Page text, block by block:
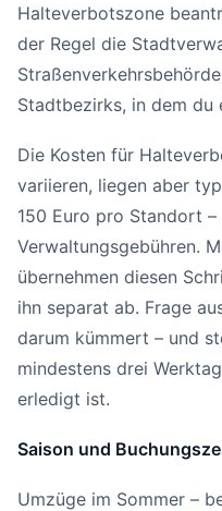
Halteverbotszone
der Regel die
Stadtbezirks, in dem du
Die Kosten für
variieren, liegen aber
150 Euro pro Standort
Verwaltungsgebühren.
übernehmen diesen
ihn separat ab. Frage
darum kümmert – und
mindestens drei
erledigt ist.
Saison und
Umzüge im Sommer –